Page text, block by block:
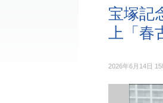
宝塚記
上「
2026年6月14日 15